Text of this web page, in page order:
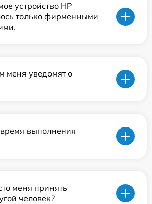
устройство HP
только фирменными
меня уведомят о
выполнения
меня принять
человек?